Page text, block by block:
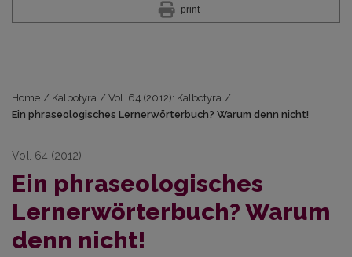
print
Home / Kalbotyra / Vol. 64 (2012): Kalbotyra /
Ein phraseologisches Lernerwörterbuch? Warum denn nicht!
Vol. 64 (2012)
Ein phraseologisches
Lernerwörterbuch? Warum
denn nicht!